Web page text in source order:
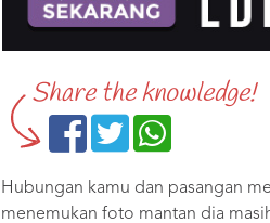
Share the knowledge!
Hubungan kamu dan pasangan
menemukan foto mantan dia